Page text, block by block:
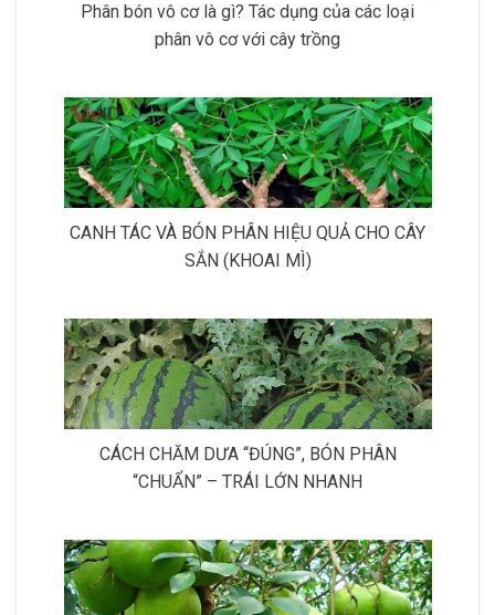
Phân bón vô cơ là gì? Tác dụng của các loại
phân vô cơ với cây trồng
CANH TÁC VÀ BÓN PHÂN HIỆU QUẢ CHO CÂY
SẮN (KHOAI MÌ)
CÁCH CHĂM DƯA “ĐÚNG”, BÓN PHÂN
“CHUẨN” – TRÁI LỚN NHANH